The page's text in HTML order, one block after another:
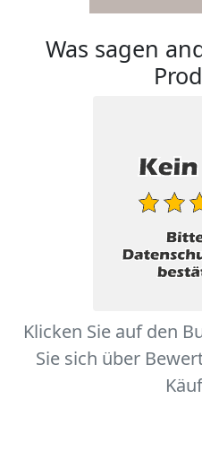
Was sagen
Klicken Sie auf den
Sie sich über